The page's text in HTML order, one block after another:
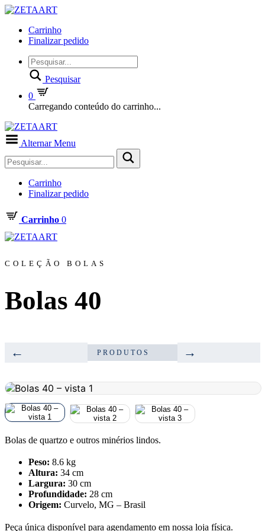
Carrinho
Finalizar pedido
Pesquisar
0
Carregando conteúdo do carrinho...
Alternar Menu
Carrinho
Finalizar pedido
Carrinho 0
COLEÇÃO BOLAS
Bolas 40
← PRODUTOS →
Bolas de quartzo e outros minérios lindos.
Peso: 8.6 kg
Altura: 34 cm
Largura: 30 cm
Profundidade: 28 cm
Origem: Curvelo, MG – Brasil
Peça única disponível para agendamento em nossa loja física.